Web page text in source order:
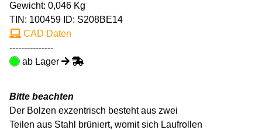
Gewicht: 0,046 Kg
TIN: 100459 ID: S208BE14
CAD Daten
---------------
ab Lager
Bitte beachten
Der Bolzen exzentrisch besteht aus zwei
Teilen aus Stahl brüniert, womit sich Laufrollen